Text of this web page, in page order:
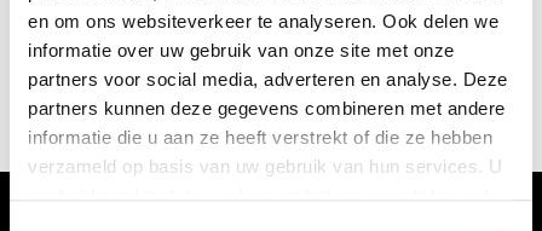
en om ons websiteverkeer te analyseren. Ook delen we
informatie over uw gebruik van onze site met onze
partners voor social media, adverteren en analyse. Deze
partners kunnen deze gegevens combineren met andere
informatie die u aan ze heeft verstrekt of die ze hebben
verzameld op basis van uw gebruik van hun services. U
weer kunnen opwarmen. Tijd dus voor een historisch
overzicht.